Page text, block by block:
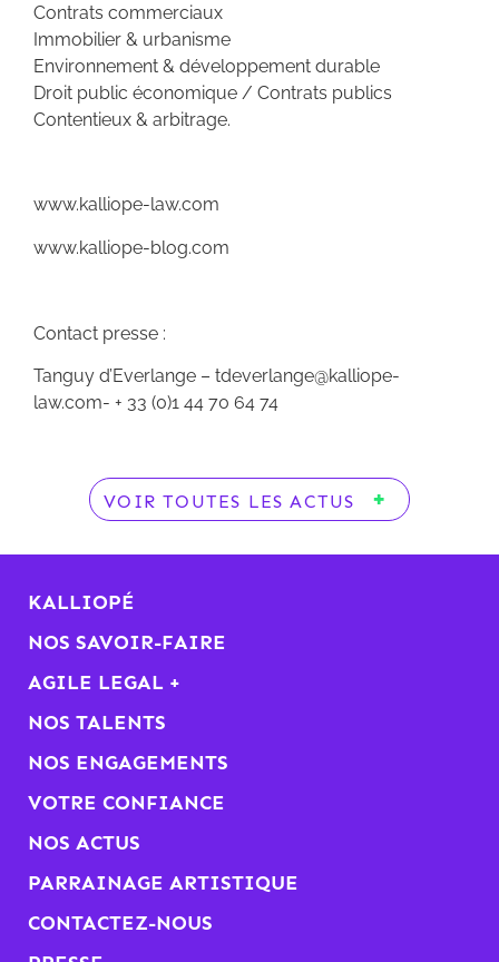
Contrats commerciaux
Immobilier & urbanisme
Environnement & développement durable
Droit public économique / Contrats publics
Contentieux & arbitrage.
www.kalliope-law.com
www.kalliope-blog.com
Contact presse :
Tanguy d’Everlange – tdeverlange@kalliope-
law.com- + 33 (0)1 44 70 64 74
VOIR TOUTES LES ACTUS
KALLIOPÉ
NOS SAVOIR-FAIRE
AGILE LEGAL +
NOS TALENTS
NOS ENGAGEMENTS
VOTRE CONFIANCE
NOS ACTUS
PARRAINAGE ARTISTIQUE
CONTACTEZ-NOUS